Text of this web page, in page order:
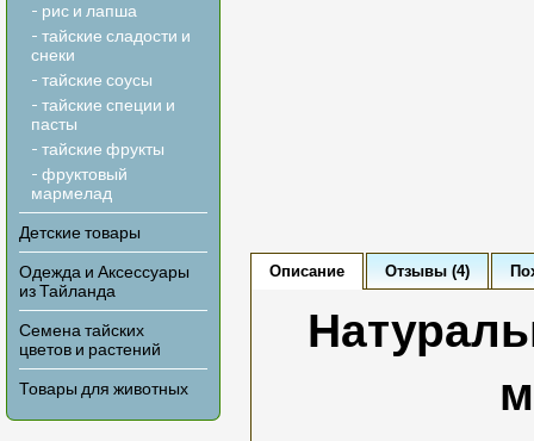
- рис и лапша
- тайские сладости и
снеки
- тайские соусы
- тайские специи и
пасты
- тайские фрукты
- фруктовый
мармелад
Детские товары
Одежда и Аксессуары
из Тайланда
Семена тайских
цветов и растений
Товары для животных
Описание Отзывы (4)